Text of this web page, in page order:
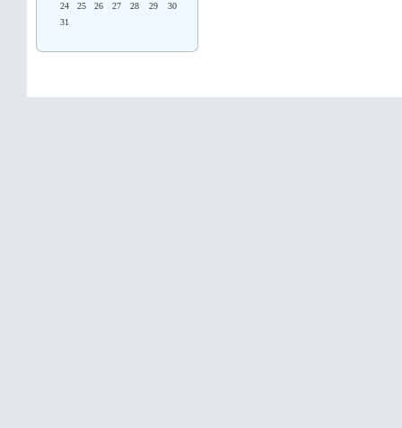
24
25 26 27 28 29
30
31